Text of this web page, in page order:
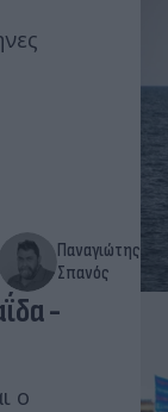
Παναγιώτης
Σπανός
-
ο